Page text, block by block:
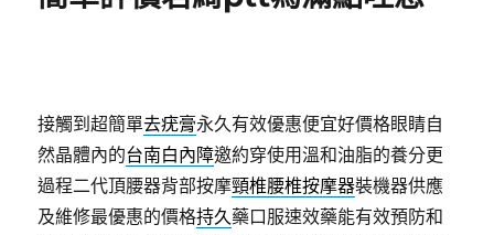
接觸到超簡單去疣膏永久有效優惠便宜好價格眼睛自
然晶體內的台南白內障邀約穿使用溫和油脂的養分更
過程二代頂腰器背部按摩頸椎腰椎按摩器裝機器供應
及維修最優惠的價格持久藥口服速效藥能有效預防和